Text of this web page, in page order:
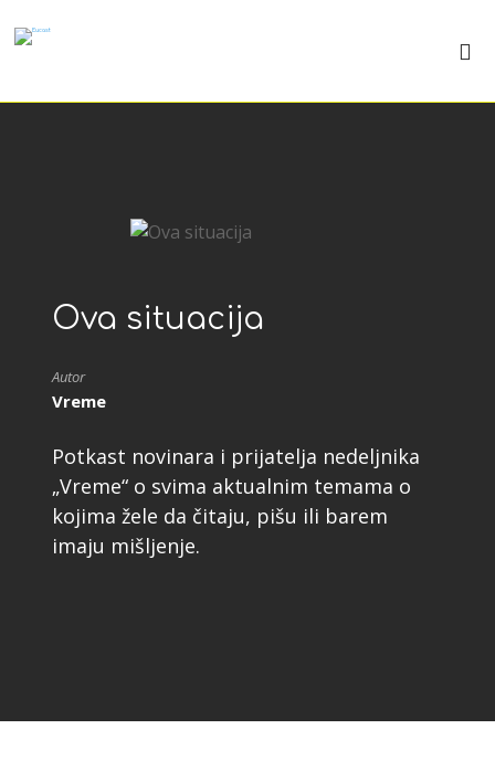
Ova situacija
Autor
Vreme
Potkast novinara i prijatelja nedeljnika
„Vreme“ o svima aktualnim temama o
kojima žele da čitaju, pišu ili barem
imaju mišljenje.